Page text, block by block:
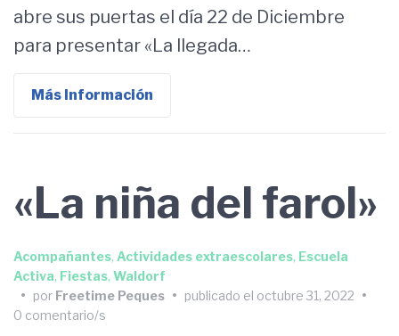
abre sus puertas el día 22 de Diciembre
para presentar «La llegada…
Más Información
«La niña del farol»
Acompañantes, Actividades extraescolares, Escuela
Activa, Fiestas, Waldorf
• por Freetime Peques • publicado el octubre 31, 2022 •
0 comentario/s